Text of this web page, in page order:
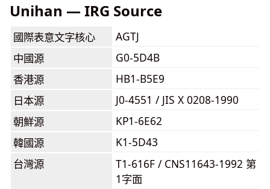
Unihan — IRG Source
國際表意文字核心
AGTJ
中國源
G0-5D4B
香港源
HB1-B5E9
日本源
J0-4551 / JIS X 0208-1990
朝鮮源
KP1-6E62
韓國源
K1-5D43
台灣源
T1-616F / CNS11643-1992 第
1字面